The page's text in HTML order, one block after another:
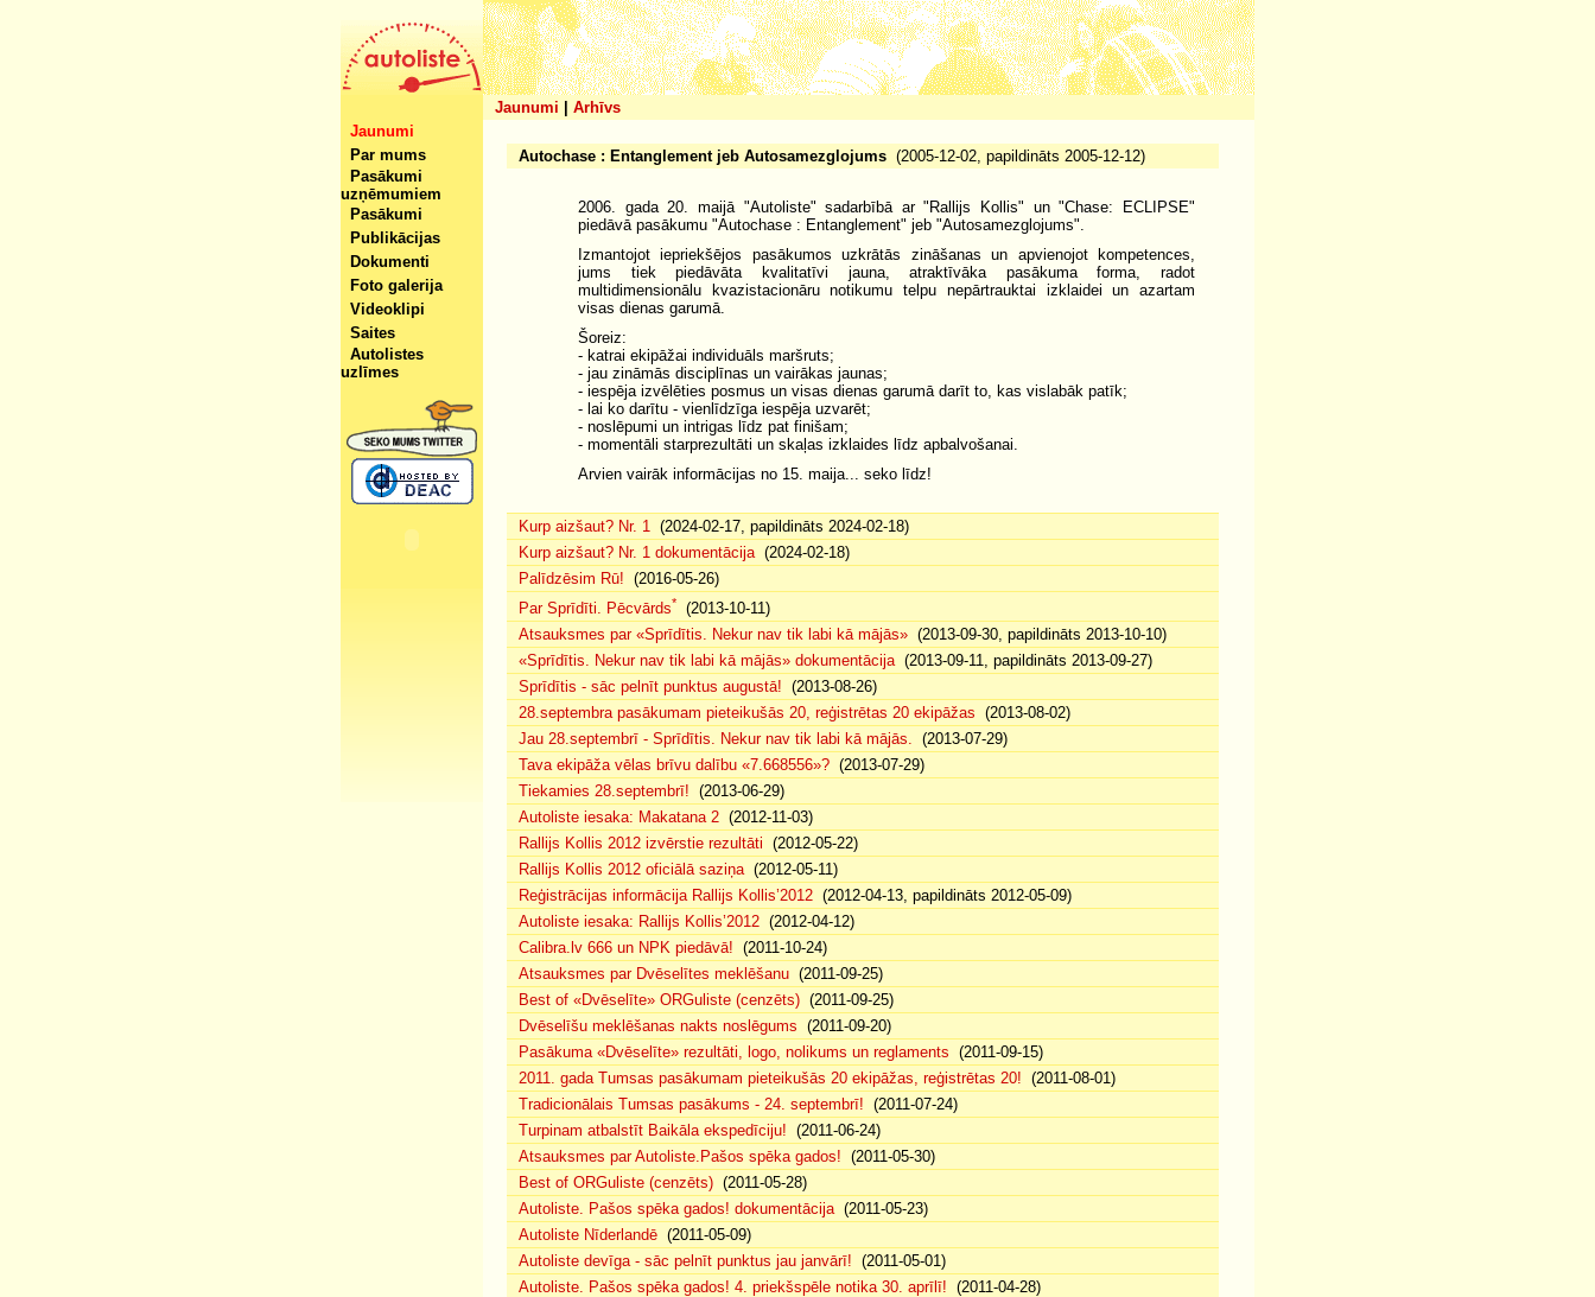
Jaunumi
Arhīvs
Jaunumi
Par mums
Pasākumi
uzņēmumiem
Pasākumi
Publikācijas
Dokumenti
Foto galerija
Videoklipi
Saites
Autolistes
uzlīmes
Autochase : Entanglement jeb Autosamezglojums (2005-12-02, papildināts 2005-12-12)
2006. gada 20. maijā "Autoliste" sadarbībā ar "Rallijs Kollis" un "Chase: ECLIPSE"
piedāvā pasākumu "Autochase : Entanglement" jeb "Autosamezglojums".
Izmantojot iepriekšējos pasākumos uzkrātās zināšanas un apvienojot kompetences,
jums tiek piedāvāta kvalitatīvi jauna, atraktīvāka pasākuma forma, radot
multidimensionālu kvazistacionāru notikumu telpu nepārtrauktai izklaidei un azartam
visas dienas garumā.
Šoreiz:
- katrai ekipāžai individuāls maršruts;
- jau zināmās disciplīnas un vairākas jaunas;
- iespēja izvēlēties posmus un visas dienas garumā darīt to, kas vislabāk patīk;
- lai ko darītu - vienlīdzīga iespēja uzvarēt;
- noslēpumi un intrigas līdz pat finišam;
- momentāli starprezultāti un skaļas izklaides līdz apbalvošanai.
Arvien vairāk informācijas no 15. maija... seko līdz!
Kurp aizšaut? Nr. 1 (2024-02-17, papildināts 2024-02-18)
Kurp aizšaut? Nr. 1 dokumentācija(2024-02-18)
Palīdzēsim Rū! (2016-05-26)
Par Sprīdīti. Pēcvārds*
(2013-10-11)
Atsauksmes par «Sprīdītis. Nekur nav tik labi kā mājās» (2013-09-30, papildināts 2013-10-10)
«Sprīdītis. Nekur nav tik labi kā mājās» dokumentācija(2013-09-11, papildināts 2013-09-27)
Sprīdītis - sāc pelnīt punktus augustā! (2013-08-26)
28.septembra pasākumam pieteikušās 20, reģistrētas 20 ekipāžas (2013-08-02)
Jau 28.septembrī - Sprīdītis. Nekur nav tik labi kā mājās. (2013-07-29)
Tava ekipāža vēlas brīvu dalību «7.668556»? (2013-07-29)
Tiekamies 28.septembrī! (2013-06-29)
Autoliste iesaka: Makatana 2 (2012-11-03)
Rallijs Kollis 2012 izvērstie rezultāti (2012-05-22)
Rallijs Kollis 2012 oficiālā saziņa(2012-05-11)
Reģistrācijas informācija Rallijs Kollis’2012 (2012-04-13, papildināts 2012-05-09)
Autoliste iesaka: Rallijs Kollis’2012 (2012-04-12)
Calibra.lv 666 un NPK piedāvā! (2011-10-24)
Atsauksmes par Dvēselītes meklēšanu (2011-09-25)
Best of «Dvēselīte» ORGuliste (cenzēts) (2011-09-25)
Dvēselīšu meklēšanas nakts noslēgums (2011-09-20)
Pasākuma «Dvēselīte» rezultāti, logo, nolikums un reglaments (2011-09-15)
2011. gada Tumsas pasākumam pieteikušās 20 ekipāžas, reģistrētas 20! (2011-08-01)
Tradicionālais Tumsas pasākums - 24. septembrī! (2011-07-24)
Turpinam atbalstīt Baikāla ekspedīciju! (2011-06-24)
Atsauksmes par Autoliste.Pašos spēka gados! (2011-05-30)
Best of ORGuliste (cenzēts) (2011-05-28)
Autoliste. Pašos spēka gados! dokumentācija(2011-05-23)
Autoliste Nīderlandē (2011-05-09)
Autoliste devīga - sāc pelnīt punktus jau janvārī! (2011-05-01)
Autoliste. Pašos spēka gados! 4. priekšspēle notika 30. aprīlī! (2011-04-28)